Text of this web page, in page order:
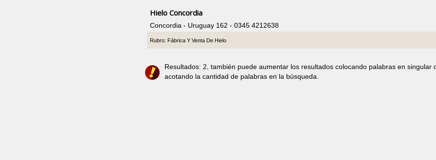
Hielo Concordia
Concordia - Uruguay 162 - 0345 4212638
Rubro: Fábrica Y Venta De Hielo
Resultados: 2, también puede aumentar los resultados colocando palabras en singular
acotando la cantidad de palabras en la búsqueda.